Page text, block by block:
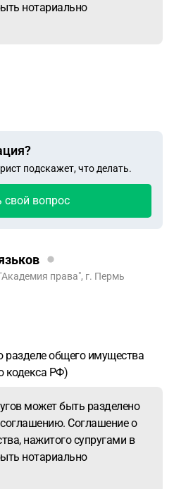
нотариально
подскажет, что делать.
свой вопрос
права", г. Пермь
разделе общего имущества
кодекса РФ)
может быть разделено
Соглашение о
нажитого супругами в
нотариально